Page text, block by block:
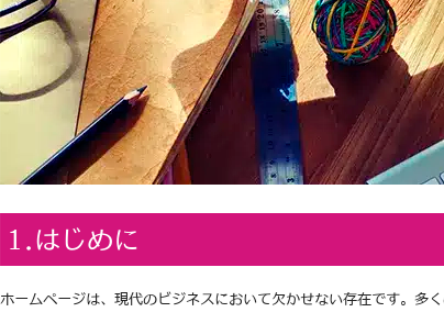
1.はじめに
ホームページは、現代のビジネスにおいて欠かせない存在です。多